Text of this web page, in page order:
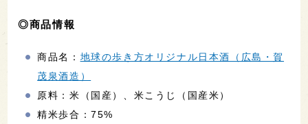
◎商品情報
商品名： 地球の歩き方オリジナル日本酒（広島・賀
茂泉酒造）
原料：米（国産）、米こうじ（国産米）
精米歩合：75%